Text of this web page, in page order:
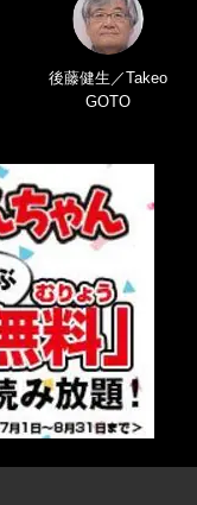
後藤健生／Takeo
GOTO